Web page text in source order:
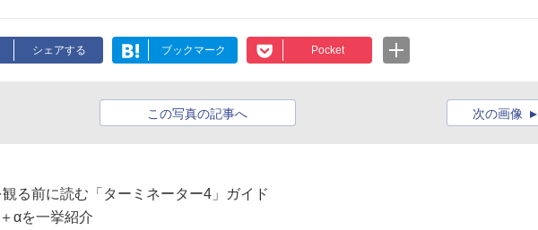
シェアする ブックマーク Pocket
この写真の記事へ 次の画像
観る前に読む「ターミネーター4」ガイド
αを一挙紹介